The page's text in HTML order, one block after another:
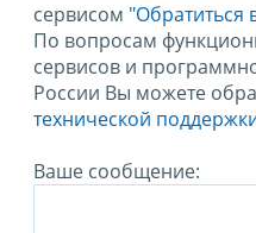
сервисом "Обратиться
По вопросам
сервисов и
России Вы можете
технической
Ваше сообщение: